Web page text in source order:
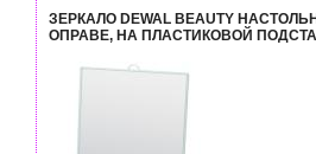
ЗЕРКАЛО DEWAL BEAUTY
ОПРАВЕ, НА ПЛАСТИКОВОЙ